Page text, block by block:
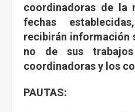
coordinadoras de la
fechas
recibirán información
no de sus
coordinadoras y los
PAUTAS: